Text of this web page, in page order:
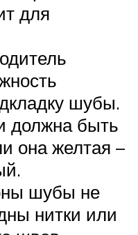
для
шубы.
должна быть
она желтая –
шубы не
нитки или